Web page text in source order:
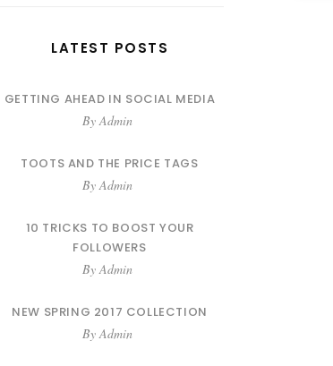
LATEST POSTS
GETTING AHEAD IN SOCIAL MEDIA
ByAdmin
TOOTS AND THE PRICE TAGS
ByAdmin
10 TRICKS TO BOOST YOUR
FOLLOWERS
ByAdmin
NEW SPRING 2017 COLLECTION
ByAdmin